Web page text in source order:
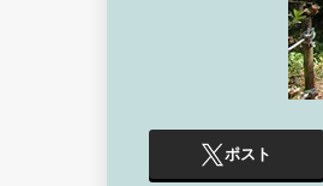
ポスト